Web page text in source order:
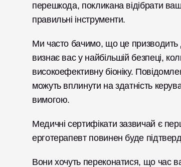
перешкода, покликана відібрати
правильні інструменти.
Ми часто бачимо, що це
визнає вас у найбільшій безпеці,
високоефективну біоніку.
можуть вплинути на здатність
вимогою.
Медичні сертифікати зазвичай є
ерготерапевт повинен буде
Вони хочуть переконатися, що час